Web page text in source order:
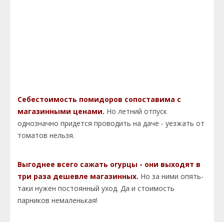
Себестоимость помидоров сопоставима с
магазинными ценами. Но летний отпуск
однозначно придется проводить на даче - уезжать от
томатов нельзя.
Выгоднее всего сажать огурцы - они выходят в
три раза дешевле магазинных. Но за ними опять-
таки нужен постоянный уход. Да и стоимость
парников немаленькая!